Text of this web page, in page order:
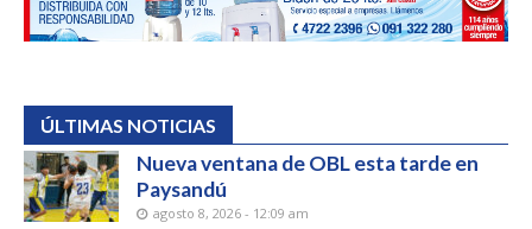
ÚLTIMAS NOTICIAS
Nueva ventana de OBL esta tarde en
Paysandú
agosto 8, 2026 - 12:09 am